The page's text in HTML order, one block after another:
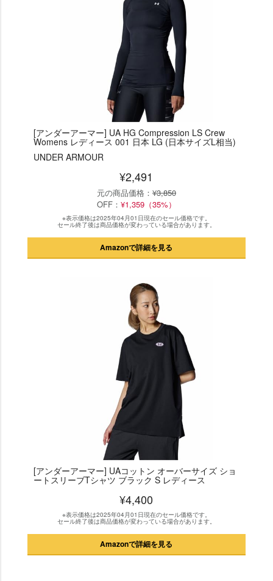
[アンダーアーマー] UA HG Compression LS Crew
Womens レディース 001 日本 LG (日本サイズL相当)
UNDER ARMOUR
¥2,491
元の商品価格： ¥3,850
OFF： ¥1,359（35%）
※表示価格は2025年04月01日現在のセール価格です。
セール終了後は商品価格が変わっている場合があります。
Amazonで詳細を見る
[アンダーアーマー] UAコットン オーバーサイズ ショ
ートスリーブTシャツ ブラック S レディース
¥4,400
※表示価格は2025年04月01日現在のセール価格です。
セール終了後は商品価格が変わっている場合があります。
Amazonで詳細を見る